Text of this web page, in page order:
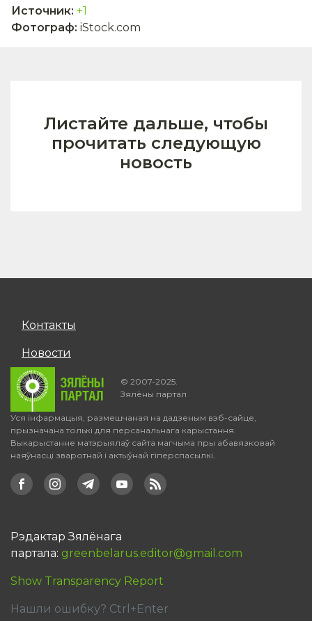
Источник: +1
Фотограф: iStock.com
Листайте дальше, чтобы
прочитать следующую
новость
Контакты
Новости
© 2007-2025.
Зялёны партал
Уся інфармацыя, размешчаная на дадзеным вэб-сайце,
прызначана толькі для персанальнага карыстання.
Выкарыстанне матэрыялаў сайта магчыма пры абавязковай
наяўнасці зваротнай і актыўнай гіперспасылкі.
Рэдактар Зялёнага
партала: greenbelarus.editor@gmail.com
Show Transparency Report
Нашли ошибку? Ctrl+Enter